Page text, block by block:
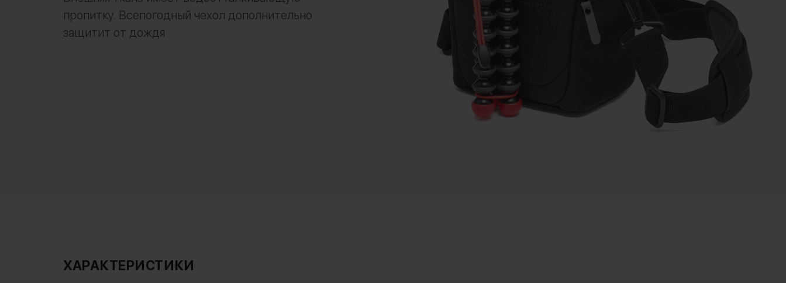
пропитку. Всепогодный чехол дополнительно
защитит от дождя
ХАРАКТЕРИСТИКИ